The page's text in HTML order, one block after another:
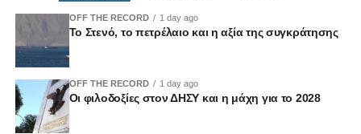
OFF THE RECORD 1 day ago
Το Στενό, το πετρέλαιο και η αξία της συγκράτησης
OFF THE RECORD 1 day ago
Οι φιλοδοξίες στον ΔΗΣΥ και η μάχη για το 2028